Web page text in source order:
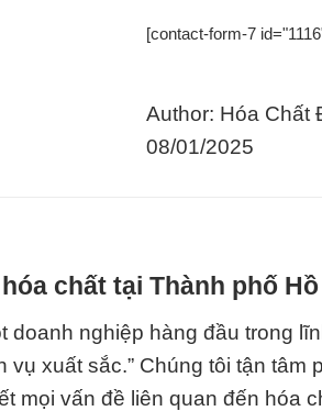
[contact-form-7
Author: Hóa Chất
08/01/2025
chất tại Thành phố
nghiệp hàng đầu trong
xuất sắc.” Chúng tôi tận tâm
mọi vấn đề liên quan đến hóa